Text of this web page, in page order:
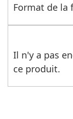
Format de la
Il n'y a pas
ce produit.